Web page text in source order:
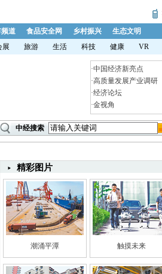
道 食品安全网 乡村振兴
生态文明
展 旅游 生活 科技 健康 VR
·中国经济新亮点
·高质量发展产业调研
·经济论坛
·金视角
中经搜索
精彩图片
潮涌平潭 触摸未来